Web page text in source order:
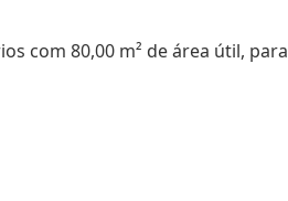
com 80,00 m² de área útil, para